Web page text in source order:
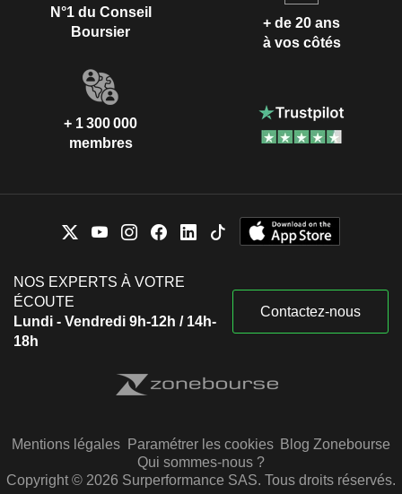
N°1 du Conseil
Boursier
+ de 20 ans
à vos côtés
+ 1 300 000
membres
NOS EXPERTS À VOTRE
ÉCOUTE
Lundi - Vendredi 9h-12h / 14h-
18h
Contactez-nous
Mentions légales Paramétrer les cookies Blog Zonebourse
Qui sommes-nous ?
Copyright © 2026 Surperformance SAS. Tous droits réservés.